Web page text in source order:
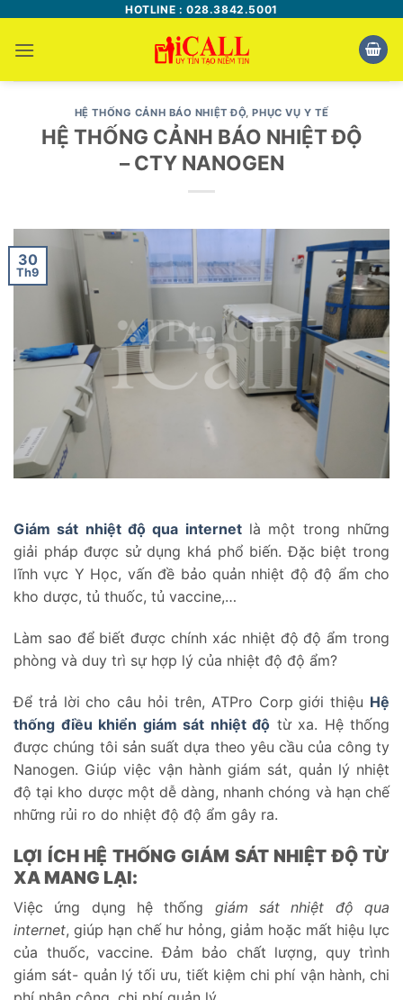
nội
dung
HOTLINE : 028.3842.5001
HỆ THỐNG CẢNH BÁO NHIỆT ĐỘ,PHỤC VỤ Y TẾ
HỆ THỐNG CẢNH BÁO NHIỆT ĐỘ
– CTY NANOGEN
30
Th9
Giám sát nhiệt độ qua internetlà một trong những
giải pháp được sử dụng khá phổ biến. Đặc biệt trong
lĩnh vực Y Học, vấn đề bảo quản nhiệt độ độ ẩm cho
kho dược, tủ thuốc, tủ vaccine,…
Làm sao để biết được chính xác nhiệt độ độ ẩm trong
phòng và duy trì sự hợp lý của nhiệt độ độ ẩm?
Để trả lời cho câu hỏi trên, ATPro Corp giới thiệu Hệ
thống điều khiển giám sát nhiệt độ từ xa. Hệ thống
được chúng tôi sản suất dựa theo yêu cầu của công ty
Nanogen. Giúp việc vận hành giám sát, quản lý nhiệt
độ tại kho dược một dễ dàng, nhanh chóng và hạn chế
những rủi ro do nhiệt độ độ ẩm gây ra.
LỢI ÍCH HỆ THỐNG GIÁM SÁT NHIỆT ĐỘ TỪ
XA MANG LẠI:
Việc ứng dụng hệ thống giám sát nhiệt độ qua
internet, giúp hạn chế hư hỏng, giảm hoặc mất hiệu lực
của thuốc, vaccine. Đảm bảo chất lượng, quy trình
giám sát- quản lý tối ưu, tiết kiệm chi phí vận hành, chi